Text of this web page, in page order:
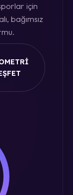
için
bağımsız